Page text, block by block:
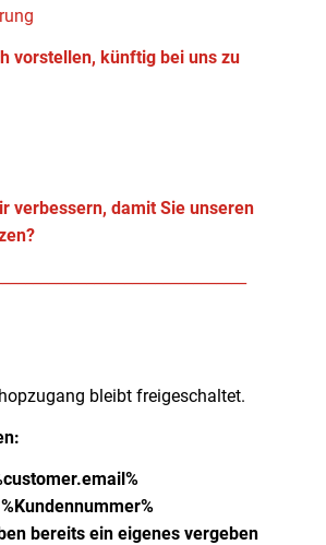
vorstellen, künftig bei uns zu
verbessern, damit Sie unseren
bleibt freigeschaltet.
bereits ein eigenes vergeben